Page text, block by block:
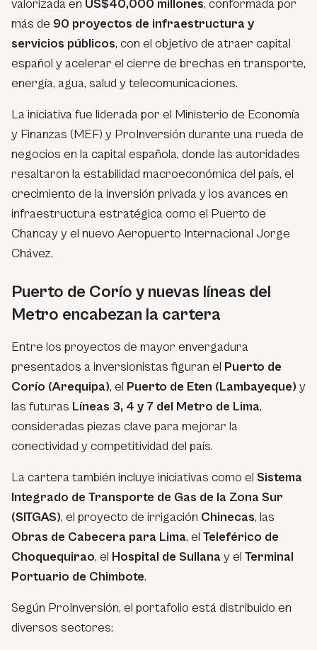
valorizada en US$40,000 millones, conformada por
más de 90 proyectos de infraestructura y
servicios públicos, con el objetivo de atraer capital
español y acelerar el cierre de brechas en transporte,
energía, agua, salud y telecomunicaciones.
La iniciativa fue liderada por el Ministerio de Economía
y Finanzas (MEF) y ProInversión durante una rueda de
negocios en la capital española, donde las autoridades
resaltaron la estabilidad macroeconómica del país, el
crecimiento de la inversión privada y los avances en
infraestructura estratégica como el Puerto de
Chancay y el nuevo Aeropuerto Internacional Jorge
Chávez.
Puerto de Corío y nuevas líneas del
Metro encabezan la cartera
Entre los proyectos de mayor envergadura
presentados a inversionistas figuran el Puerto de
Corío (Arequipa), el Puerto de Eten (Lambayeque) y
las futuras Líneas 3, 4 y 7 del Metro de Lima,
consideradas piezas clave para mejorar la
conectividad y competitividad del país.
La cartera también incluye iniciativas como el Sistema
Integrado de Transporte de Gas de la Zona Sur
(SITGAS), el proyecto de irrigación Chinecas, las
Obras de Cabecera para Lima, el Teleférico de
Choquequirao, el Hospital de Sullana y el Terminal
Portuario de Chimbote.
Según ProInversión, el portafolio está distribuido en
diversos sectores: